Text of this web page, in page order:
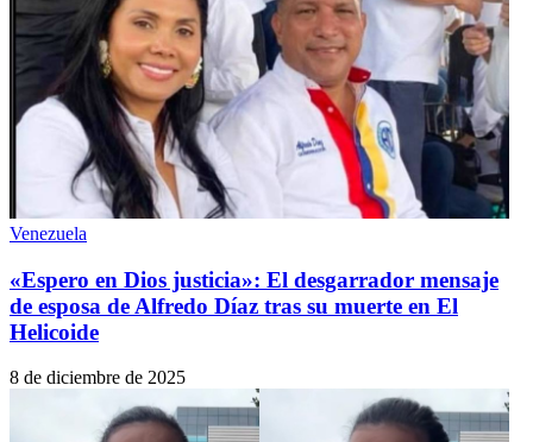
Venezuela
«Espero en Dios justicia»: El desgarrador mensaje
de esposa de Alfredo Díaz tras su muerte en El
Helicoide
8 de diciembre de 2025